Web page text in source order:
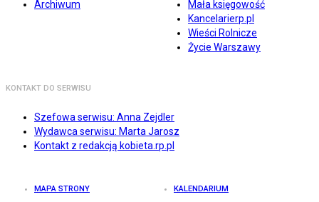
Archiwum
Mała księgowość
Kancelarierp.pl
Wieści Rolnicze
Życie Warszawy
KONTAKT DO SERWISU
Szefowa serwisu: Anna Zejdler
Wydawca serwisu: Marta Jarosz
Kontakt z redakcją kobieta.rp.pl
MAPA STRONY KALENDARIUM